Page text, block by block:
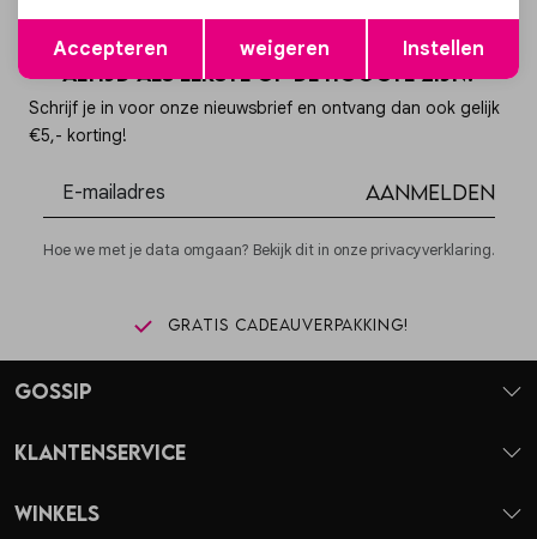
Altijd als eerste op de hoogte zijn?
Schrijf je in voor onze nieuwsbrief en ontvang dan ook gelijk
€5,- korting!
Aanmelden
Hoe we met je data omgaan? Bekijk dit in onze privacyverklaring.
Gratis cadeauverpakking!
Gossip
Klantenservice
Winkels
Opslaan
Accepteren weigeren Instellen